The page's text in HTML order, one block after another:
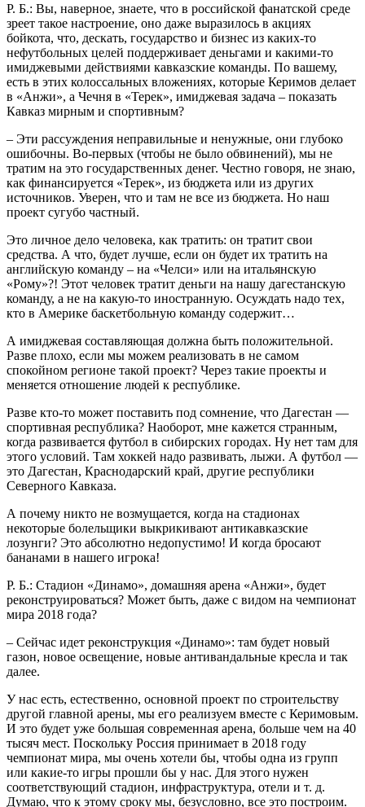
Р. Б.: Вы, наверное, знаете, что в российской фанатской среде
зреет такое настроение, оно даже выразилось в акциях
бойкота, что, дескать, государство и бизнес из каких-то
нефутбольных целей поддерживает деньгами и какими-то
имиджевыми действиями кавказские команды. По вашему,
есть в этих колоссальных вложениях, которые Керимов делает
в «Анжи», а Чечня в «Терек», имиджевая задача – показать
Кавказ мирным и спортивным?
– Эти рассуждения неправильные и ненужные, они глубоко
ошибочны. Во-первых (чтобы не было обвинений), мы не
тратим на это государственных денег. Честно говоря, не знаю,
как финансируется «Терек», из бюджета или из других
источников. Уверен, что и там не все из бюджета. Но наш
проект сугубо частный.
Это личное дело человека, как тратить: он тратит свои
средства. А что, будет лучше, если он будет их тратить на
английскую команду – на «Челси» или на итальянскую
«Рому»?! Этот человек тратит деньги на нашу дагестанскую
команду, а не на какую-то иностранную. Осуждать надо тех,
кто в Америке баскетбольную команду содержит…
А имиджевая составляющая должна быть положительной.
Разве плохо, если мы можем реализовать в не самом
спокойном регионе такой проект? Через такие проекты и
меняется отношение людей к республике.
Разве кто-то может поставить под сомнение, что Дагестан —
спортивная республика? Наоборот, мне кажется странным,
когда развивается футбол в сибирских городах. Ну нет там для
этого условий. Там хоккей надо развивать, лыжи. А футбол —
это Дагестан, Краснодарский край, другие республики
Северного Кавказа.
А почему никто не возмущается, когда на стадионах
некоторые болельщики выкрикивают антикавказские
лозунги? Это абсолютно недопустимо! И когда бросают
бананами в нашего игрока!
Р. Б.: Стадион «Динамо», домашняя арена «Анжи», будет
реконструироваться? Может быть, даже с видом на чемпионат
мира 2018 года?
– Сейчас идет реконструкция «Динамо»: там будет новый
газон, новое освещение, новые антивандальные кресла и так
далее.
У нас есть, естественно, основной проект по строительству
другой главной арены, мы его реализуем вместе с Керимовым.
И это будет уже большая современная арена, больше чем на 40
тысяч мест. Поскольку Россия принимает в 2018 году
чемпионат мира, мы очень хотели бы, чтобы одна из групп
или какие-то игры прошли бы у нас. Для этого нужен
соответствующий стадион, инфраструктура, отели и т. д.
Думаю, что к этому сроку мы, безусловно, все это построим.